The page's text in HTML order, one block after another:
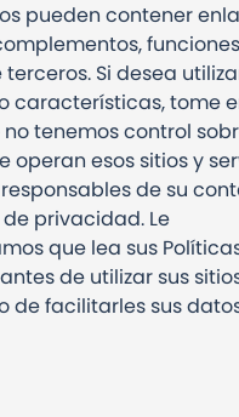
pueden contener
Si desea
características, tome
tenemos control
operan esos sitios y
de su
privacidad. Le
que lea sus
de utilizar sus
de facilitarles sus